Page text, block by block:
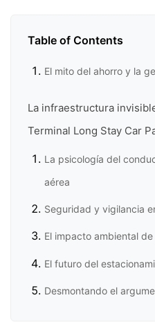
Table of Contents
El mito del ahorro y la
La infraestructura
Terminal Long Stay Car
La psicología del
aérea
Seguridad y vigilancia
El impacto ambiental
El futuro del
Desmontando el